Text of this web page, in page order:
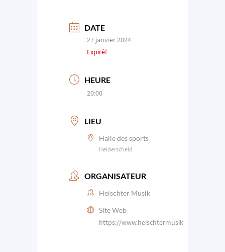
DATE
27 janvier 2024
Expiré!
HEURE
20:00
LIEU
Halle des sports
Heiderscheid
ORGANISATEUR
Heischter Musik
Site Web
https://www.heischtermusik.lu/fr/